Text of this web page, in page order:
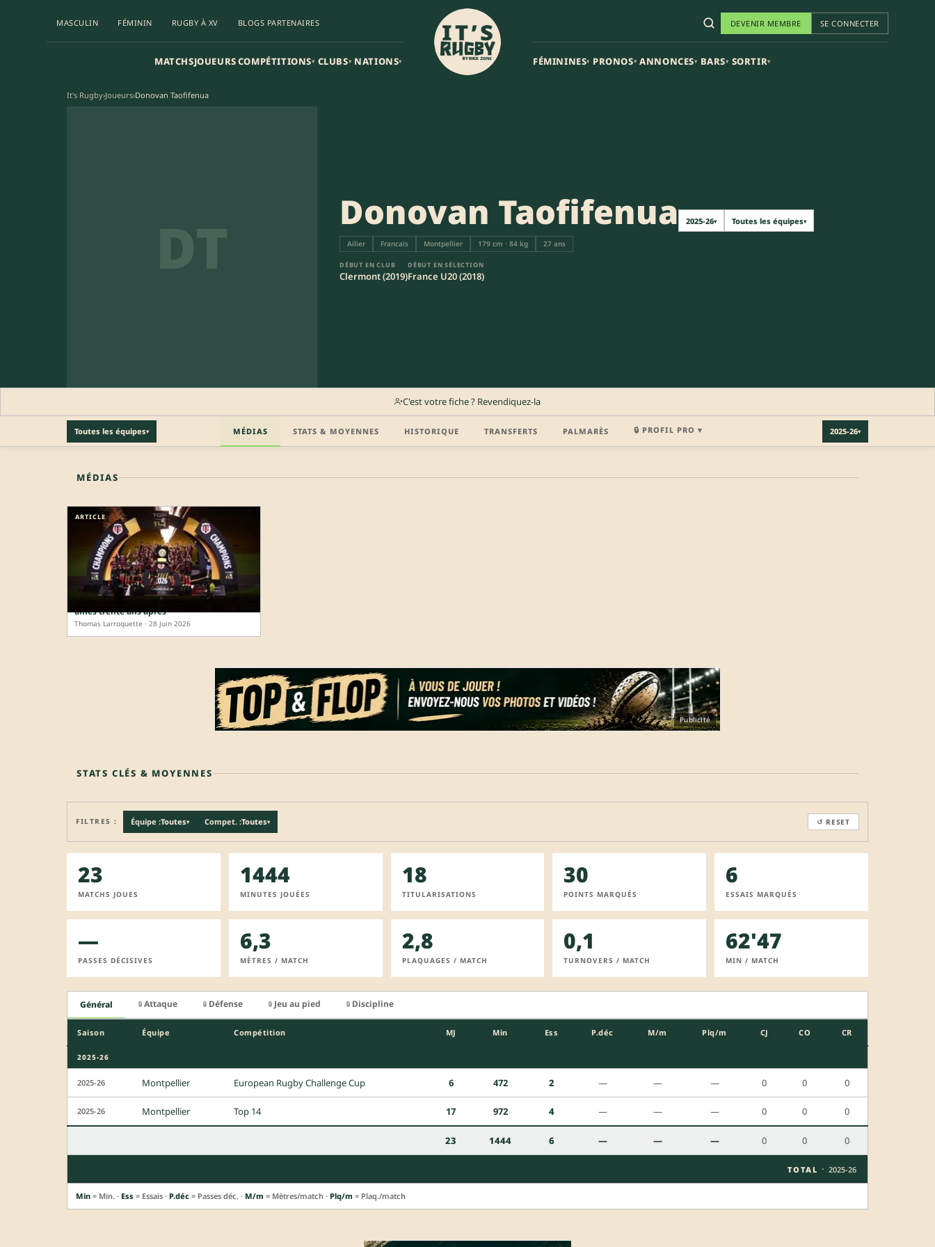
MASCULIN FÉMININ RUGBY À XV BLOGS PARTENAIRES
MATCHSJOUEURSCOMPÉTITIONS▾ CLUBS▾ NATIONS▾
DEVENIR MEMBRE SE CONNECTER
FÉMININES▾ PRONOS▾ ANNONCES▾ BARS▾ SORTIR▾
It's Rugby›Joueurs›Donovan Taofifenua
DT Donovan Taofifenua 2025-26▾ Toutes les équipes▾
Ailier Francais Montpellier 179 cm · 84 kg 27 ans
DÉBUT EN CLUB
Clermont (2019)
DÉBUT EN SÉLECTION
France U20 (2018)
C'est votre fiche ? Revendiquez-la
MÉDIAS STATS & MOYENNES HISTORIQUE TRANSFERTS PALMARÈS 🔒 PROFIL PRO ▾ 2025-26▾
Toutes les équipes▾
🔒 PROFIL PRO
🔒 Profil pro · Réservé aux clubs
Accédez aux informations professionnelles du joueur (disponibilité, agent, vidéo highlight, CV) en créant gratuitement votre compte Club.
MÉDIAS
ARTICLE
Affamé, le Stade Toulousain égale ses
aînés trente ans après
Thomas Larroquette · 28 Juin 2026
Publicité
STATS CLÉS & MOYENNES
FILTRES : Équipe :Toutes▾ Compet. :Toutes▾ ↺ RESET
23
MATCHS JOUES
1444
MINUTES JOUÉES
18
TITULARISATIONS
30
POINTS MARQUÉS
6
ESSAIS MARQUÉS
—
PASSES DÉCISIVES
6,3
MÈTRES / MATCH
2,8
PLAQUAGES / MATCH
0,1
TURNOVERS / MATCH
62'47
MIN / MATCH
Général 🔒 Attaque 🔒 Défense 🔒 Jeu au pied 🔒 Discipline
Saison Équipe Compétition MJ Min Ess P.déc M/m Plq/m CJ CO CR
2025-26
2025-26 Montpellier European Rugby Challenge Cup 6 472 2 — — — 0 0 0
2025-26 Montpellier Top 14 17 972 4 — — — 0 0 0
23 1444 6 — — — 0 0 0
TOTAL · 2025-26
Min = Min. · Ess = Essais · P.déc = Passes déc. · M/m = Mètres/match · Plq/m = Plaq./match